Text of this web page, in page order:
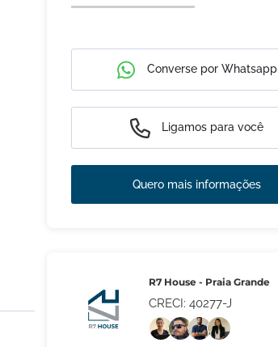
Converse por Whatsapp
Ligamos para você
Quero mais informações
R7 House - Praia Grande
CRECI: 40277-J